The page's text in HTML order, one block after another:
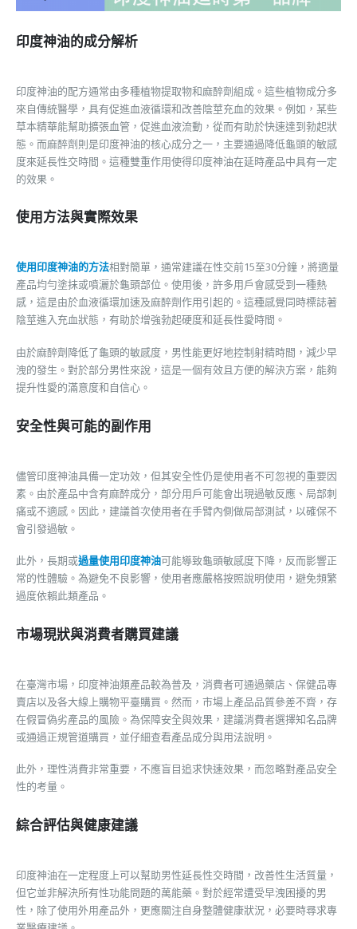
印度神油的成分解析
印度神油的配方通常由多種植物提取物和麻醉劑組成。這些植物成分多
來自傳統醫學，具有促進血液循環和改善陰莖充血的效果。例如，某些
草本精華能幫助擴張血管，促進血液流動，從而有助於快速達到勃起狀
態。而麻醉劑則是印度神油的核心成分之一，主要通過降低龜頭的敏感
度來延長性交時間。這種雙重作用使得印度神油在延時產品中具有一定
的效果。
使用方法與實際效果
使用印度神油的方法相對簡單，通常建議在性交前15至30分鐘，將適量
產品均勻塗抹或噴灑於龜頭部位。使用後，許多用戶會感受到一種熱
感，這是由於血液循環加速及麻醉劑作用引起的。這種感覺同時標誌著
陰莖進入充血狀態，有助於增強勃起硬度和延長性愛時間。
由於麻醉劑降低了龜頭的敏感度，男性能更好地控制射精時間，減少早
洩的發生。對於部分男性來說，這是一個有效且方便的解決方案，能夠
提升性愛的滿意度和自信心。
安全性與可能的副作用
儘管印度神油具備一定功效，但其安全性仍是使用者不可忽視的重要因
素。由於產品中含有麻醉成分，部分用戶可能會出現過敏反應、局部刺
痛或不適感。因此，建議首次使用者在手臂內側做局部測試，以確保不
會引發過敏。
此外，長期或過量使用印度神油可能導致龜頭敏感度下降，反而影響正
常的性體驗。為避免不良影響，使用者應嚴格按照說明使用，避免頻繁
過度依賴此類產品。
市場現狀與消費者購買建議
在臺灣市場，印度神油類產品較為普及，消費者可通過藥店、保健品專
賣店以及各大線上購物平臺購買。然而，市場上產品品質參差不齊，存
在假冒偽劣產品的風險。為保障安全與效果，建議消費者選擇知名品牌
或通過正規管道購買，並仔細查看產品成分與用法說明。
此外，理性消費非常重要，不應盲目追求快速效果，而忽略對產品安全
性的考量。
綜合評估與健康建議
印度神油在一定程度上可以幫助男性延長性交時間，改善性生活質量，
但它並非解決所有性功能問題的萬能藥。對於經常遭受早洩困擾的男
性，除了使用外用產品外，更應關注自身整體健康狀況，必要時尋求專